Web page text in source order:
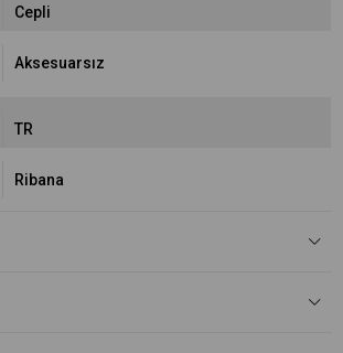
Cepli
Aksesuarsız
TR
Ribana